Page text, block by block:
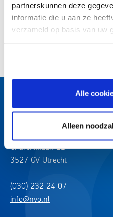
partnerskunnen deze
informatie die u aan ze
verzameld op basis van uw
Alle
Alleen
Terug
Churchilllaan 11
3527 GV Utrecht
(030) 232 24 07
info@nvo.nl